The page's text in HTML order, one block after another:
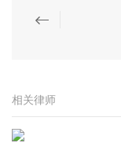
相关律师